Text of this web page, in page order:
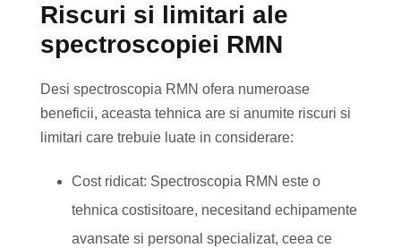
Riscuri si limitari ale
spectroscopiei RMN
Desi spectroscopia RMN ofera numeroase
beneficii, aceasta tehnica are si anumite riscuri si
limitari care trebuie luate in considerare:
Cost ridicat: Spectroscopia RMN este o
tehnica costisitoare, necesitand echipamente
avansate si personal specializat, ceea ce